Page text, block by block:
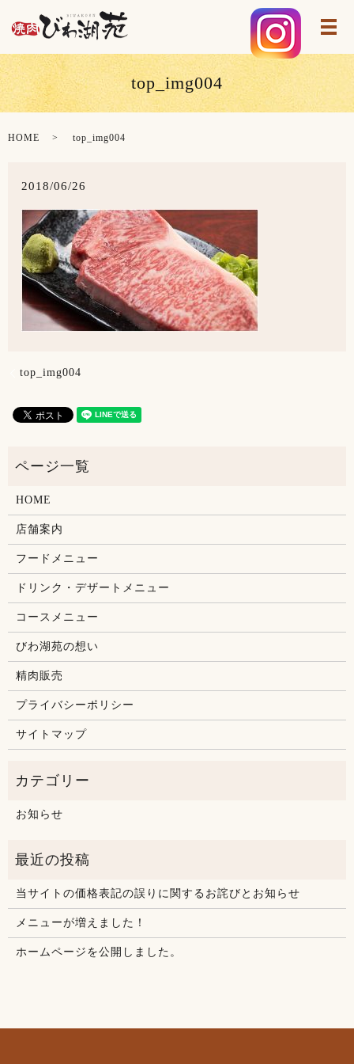
メ
top_img004
HOME top_img004
2018/06/26
top_img004
HOME
店舗案内
フードメニュー
ドリンク・デザートメニュー
コースメニュー
びわ湖苑の想い
精肉販売
プライバシーポリシー
サイトマップ
お知らせ
当サイトの価格表記の誤りに関するお詫びとお知らせ
メニューが増えました！
ホームページを公開しました。